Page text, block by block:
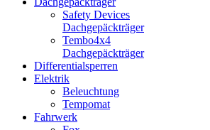
Safety Devices
Dachgepäckträger
Tembo4x4
Dachgepäckträger
Differentialsperren
Elektrik
Beleuchtung
Tempomat
Fahrwerk